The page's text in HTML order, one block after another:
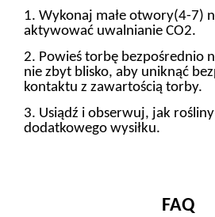
1. Wykonaj małe otwory(4-7)
aktywować uwalnianie CO2.
2. Powieś torbę bezpośrednio
nie zbyt blisko, aby uniknąć
kontaktu z zawartością torby.
3. Usiądź i obserwuj, jak
dodatkowego wysiłku.
FAQ